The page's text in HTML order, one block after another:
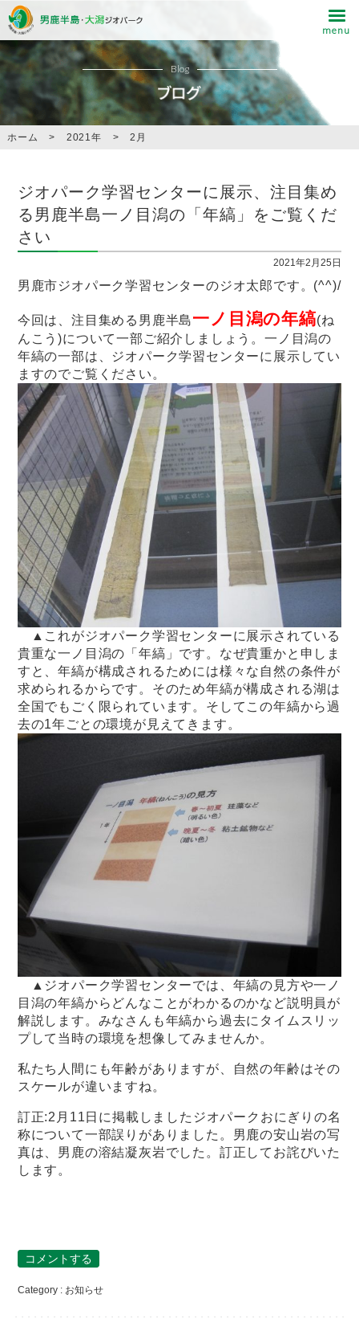
Blog
ホーム > 2021年 > 2月
ジオパーク学習センターに展示、注目集め
る男鹿半島一ノ目潟の「年縞」をご覧くだ
さい
2021年2月25日
男鹿市ジオパーク学習センターのジオ太郎です。(^^)/
今回は、注目集める男鹿半島一ノ目潟の年縞(ね
んこう)について一部ご紹介しましょう。一ノ目潟の
年縞の一部は、ジオパーク学習センターに展示してい
ますのでご覧ください。
▲これがジオパーク学習センターに展示されている
貴重な一ノ目潟の「年縞」です。なぜ貴重かと申しま
すと、年縞が構成されるためには様々な自然の条件が
求められるからです。そのため年縞が構成される湖は
全国でもごく限られています。そしてこの年縞から過
去の1年ごとの環境が見えてきます。
▲ジオパーク学習センターでは、年縞の見方や一ノ
目潟の年縞からどんなことがわかるのかなど説明員が
解説します。みなさんも年縞から過去にタイムスリッ
プして当時の環境を想像してみませんか。
私たち人間にも年齢がありますが、自然の年齢はその
スケールが違いますね。
訂正:2月11日に掲載しましたジオパークおにぎりの名
称について一部誤りがありました。男鹿の安山岩の写
真は、男鹿の溶結凝灰岩でした。訂正してお詫びいた
します。
コメントする
Category : お知らせ